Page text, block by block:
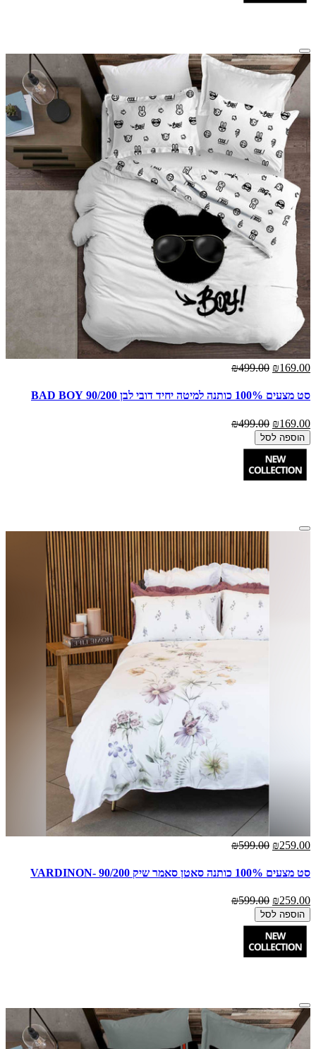
₪169.00
₪499.00
סט מצעים 100% כותנה למיטה יחיד דובי לבן 90/200 BAD BOY
₪169.00
₪499.00
הוספה לסל
₪259.00
₪599.00
סט מצעים 100% כותנה סאטן סאמר שיק 90/200 -VARDINON
₪259.00
₪599.00
הוספה לסל